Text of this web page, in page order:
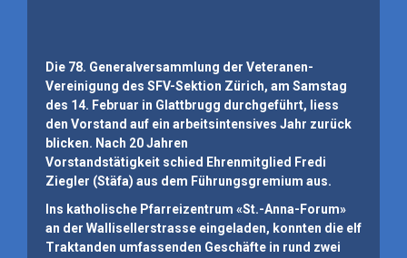
Die 78. Generalversammlung der Veteranen-
Vereinigung des SFV-Sektion Zürich, am Samstag
des 14. Februar in Glattbrugg durchgeführt, liess
den Vorstand auf ein arbeitsintensives Jahr zurück
blicken. Nach 20 Jahren
Vorstandstätigkeit schied Ehrenmitglied Fredi
Ziegler (Stäfa) aus dem Führungsgremium aus.
Ins katholische Pfarreizentrum «St.-Anna-Forum»
an der Wallisellerstrasse eingeladen, konnten die elf
Traktanden umfassenden Geschäfte in rund zwei